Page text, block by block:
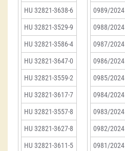
HU 32821-3638-6
HU 32821-3529-9
HU 32821-3586-4
HU 32821-3647-0
HU 32821-3559-2
HU 32821-3617-7
HU 32821-3557-8
HU 32821-3627-8
HU 32821-3611-5
0989/2024
0988/2024
0987/2024
0986/2024
0985/2024
0984/2024
0983/2024
0982/2024
0981/2024